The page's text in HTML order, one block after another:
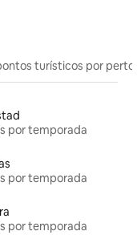
turísticos por perto
por temporada
por temporada
por temporada